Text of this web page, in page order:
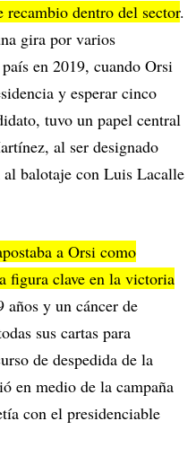
recambio dentro del sector.
gira por varios
en 2019, cuando Orsi
y esperar cinco
tuvo un papel central
al ser designado
al balotaje con Luis Lacalle
a Orsi como
figura clave en la victoria
años y un cáncer de
sus cartas para
de despedida de la
en medio de la campaña
con el presidenciable